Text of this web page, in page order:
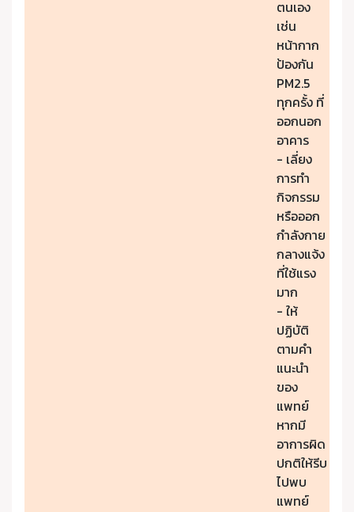
ตนเอง
เช่น
หน้ากาก
ป้องกัน
PM2.5
ทุกครั้ง ที่
ออกนอก
อาคาร
- เลี่ยง
การทำ
กิจกรรม
หรือออก
กำลังกาย
กลางแจ้ง
ที่ใช้แรง
มาก
- ให้
ปฏิบัติ
ตามคำ
แนะนำ
ของ
แพทย์
หากมี
อาการผิด
ปกติให้รีบ
ไปพบ
แพทย์